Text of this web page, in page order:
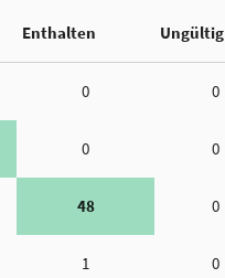
Enthalten Ungültig
0 0
0 0
48 0
1 0